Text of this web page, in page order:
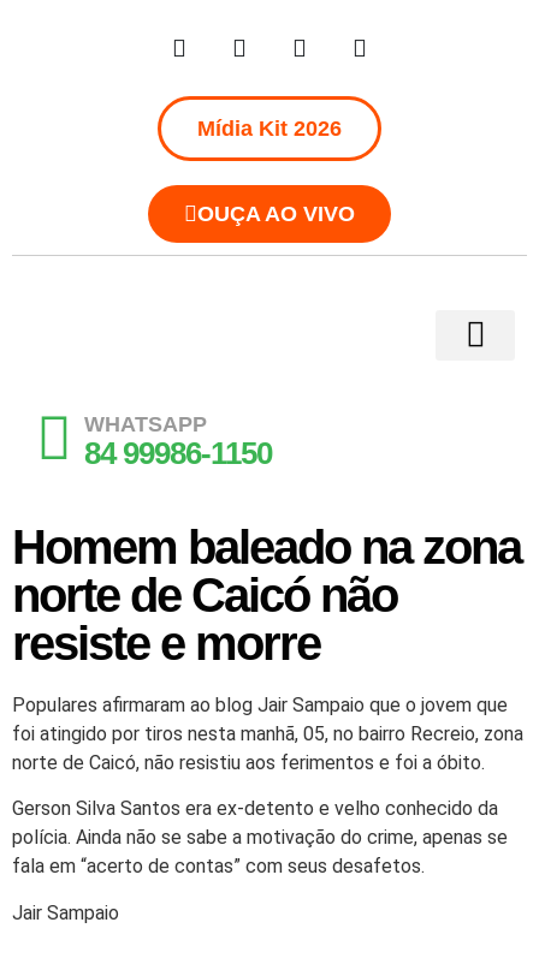
Mídia Kit 2026
OUÇA AO VIVO
WHATSAPP
84 99986-1150
Homem baleado na zona
norte de Caicó não
resiste e morre
Populares afirmaram ao blog Jair Sampaio que o jovem que
foi atingido por tiros nesta manhã, 05, no bairro Recreio, zona
norte de Caicó, não resistiu aos ferimentos e foi a óbito.
Gerson Silva Santos era ex-detento e velho conhecido da
polícia. Ainda não se sabe a motivação do crime, apenas se
fala em “acerto de contas” com seus desafetos.
Jair Sampaio